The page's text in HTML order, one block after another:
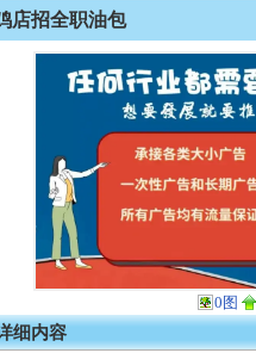
店招全职油包
0图
细内容